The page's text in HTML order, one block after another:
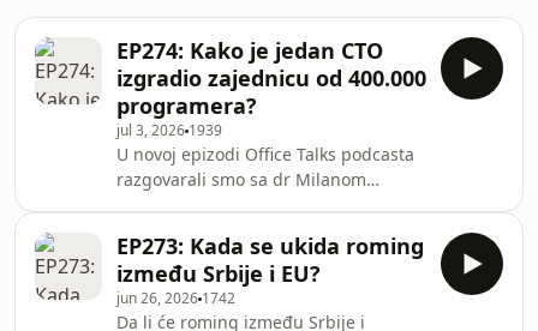
EP274: Kako je jedan CTO
izgradio zajednicu od 400.000
programera?
jul 3, 2026 1939
U novoj epizodi Office Talks podcasta
razgovarali smo sa dr Milanom
edukativne zajednice "Tech World
with Milan". Povod za susret je
njegova knjiga "Zakoni softverskog
EP273: Kada se ukida roming
između Srbije i EU?
jun 26, 2026 1742
Da li će roming između Srbije i